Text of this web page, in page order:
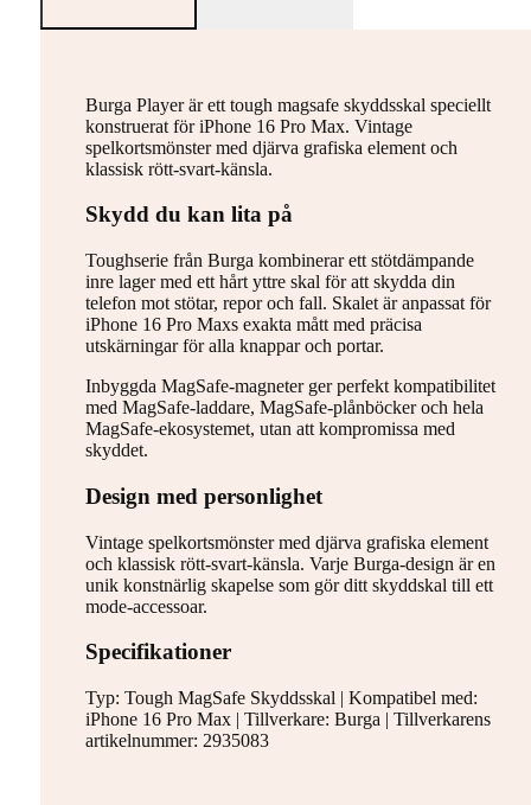
Burga Player är ett tough magsafe skyddsskal speciellt
konstruerat för iPhone 16 Pro Max. Vintage
spelkortsmönster med djärva grafiska element och
klassisk rött-svart-känsla.
Skydd du kan lita på
Toughserie från Burga kombinerar ett stötdämpande
inre lager med ett hårt yttre skal för att skydda din
telefon mot stötar, repor och fall. Skalet är anpassat för
iPhone 16 Pro Maxs exakta mått med präcisa
utskärningar för alla knappar och portar.
Inbyggda MagSafe-magneter ger perfekt kompatibilitet
med MagSafe-laddare, MagSafe-plånböcker och hela
MagSafe-ekosystemet, utan att kompromissa med
skyddet.
Design med personlighet
Vintage spelkortsmönster med djärva grafiska element
och klassisk rött-svart-känsla. Varje Burga-design är en
unik konstnärlig skapelse som gör ditt skyddskal till ett
mode-accessoar.
Specifikationer
Typ: Tough MagSafe Skyddsskal | Kompatibel med:
iPhone 16 Pro Max | Tillverkare: Burga | Tillverkarens
artikelnummer: 2935083